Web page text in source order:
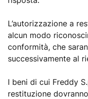
L’autorizzazione a
alcun modo
conformità, che
successivamente al
I beni di cui Freddy
restituzione